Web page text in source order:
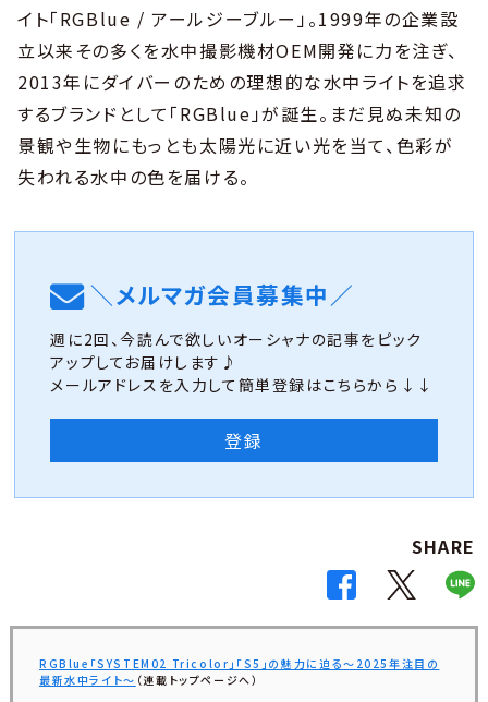
イト「RGBlue / アールジーブルー」。1999年の企業設
立以来その多くを水中撮影機材OEM開発に力を注ぎ、
2013年にダイバーのための理想的な水中ライトを追求
するブランドとして「RGBlue」が誕生。まだ見ぬ未知の
景観や生物にもっとも太陽光に近い光を当て、色彩が
失われる水中の色を届ける。
＼メルマガ会員募集中／
週に2回、今読んで欲しいオーシャナの記事をピック
アップしてお届けします♪
メールアドレスを入力して簡単登録はこちらから↓↓
登録
SHARE
RGBlue「SYSTEM02 Tricolor」「S5」の魅力に迫る〜2025年注目の
最新水中ライト〜 （連載トップページへ）